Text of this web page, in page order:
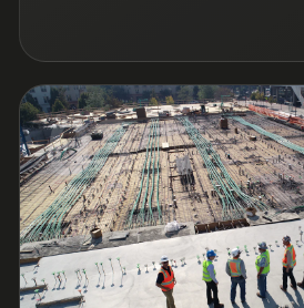
03